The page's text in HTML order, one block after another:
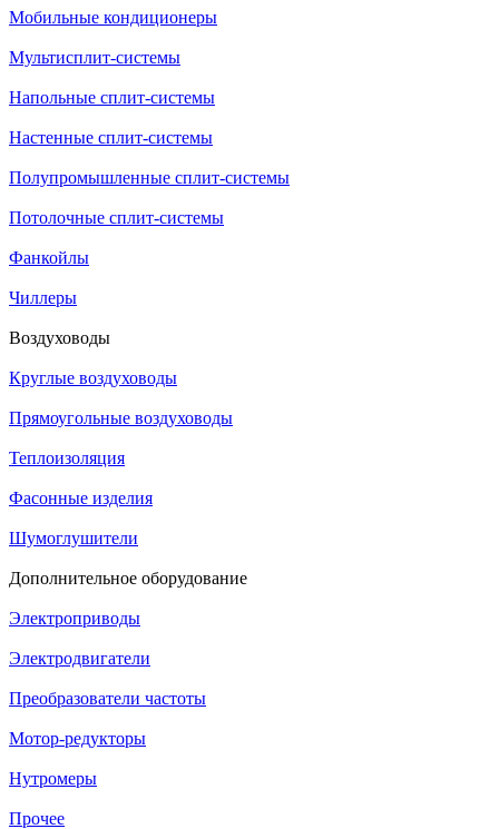
Мобильные кондиционеры
Мультисплит-системы
Напольные сплит-системы
Настенные сплит-системы
Полупромышленные сплит-системы
Потолочные сплит-системы
Фанкойлы
Чиллеры
Воздуховоды
Круглые воздуховоды
Прямоугольные воздуховоды
Теплоизоляция
Фасонные изделия
Шумоглушители
Дополнительное оборудование
Электроприводы
Электродвигатели
Преобразователи частоты
Мотор-редукторы
Нутромеры
Прочее